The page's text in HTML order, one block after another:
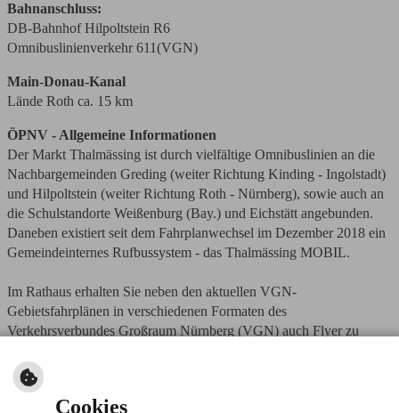
Bahnanschluss:
DB-Bahnhof Hilpoltstein R6
Omnibuslinienverkehr 611(VGN)
Main-Donau-Kanal
Lände Roth ca. 15 km
ÖPNV - Allgemeine Informationen
Der Markt Thalmässing ist durch vielfältige Omnibuslinien an die
Nachbargemeinden Greding (weiter Richtung Kinding - Ingolstadt)
und Hilpoltstein (weiter Richtung Roth - Nürnberg), sowie auch an
die Schulstandorte Weißenburg (Bay.) und Eichstätt angebunden.
Daneben existiert seit dem Fahrplanwechsel im Dezember 2018 ein
Gemeindeinternes Rufbussystem - das Thalmässing MOBIL.
Im Rathaus erhalten Sie neben den aktuellen VGN-
Gebietsfahrplänen in verschiedenen Formaten des
Verkehrsverbundes Großraum Nürnberg (VGN) auch Flyer zu
Ihnen die Mitarbeiter im Rathaus Thalmässing unter Tel. 09173/909-
22 bzw. beim Landratsamt Roth unter Tel. 09171/811-302 gerne zur
Verfügung.Cookies